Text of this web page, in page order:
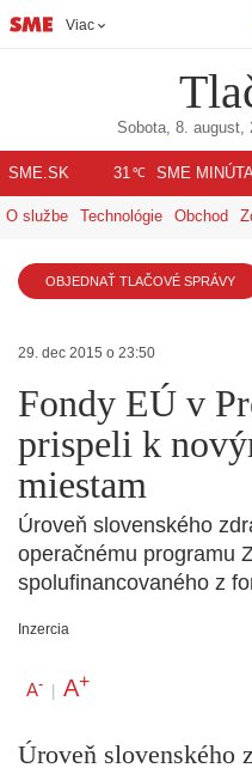
Viac
Sobota, 8. august,
SME.SK 31℃ SME
O službe Technológie Obchod
OBJEDNAŤ TLAČOVÉ SPRÁVY
29. dec 2015 o 23:50
Fondy EÚ v
prispeli k
miestam
Úroveň slovenského
operačnému programu
spolufinancovaného z
Inzercia
A- | A+
Úroveň slovenského